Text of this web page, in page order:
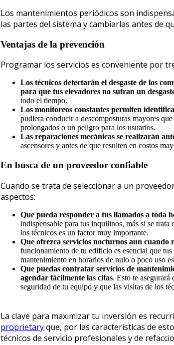
Los mantenimientos periódicos son
las partes del sistema y cambiarlas antes de
Ventajas de la prevención
Programar los servicios es conveniente por
Los técnicos detectarán el desgaste de los
para que tus elevadores no sufran un
todo el tiempo.
Los monitoreos constantes permiten
pudiera conducir a descomposturas mayores
prolongados o un peligro para los usuarios.
Las reparaciones mecánicas se realizarán
ascensores y antes de que resulten en costos
En busca de un proveedor confiable
Cuando se trata de seleccionar a un
aspectos:
Que pueda responder a tus llamados a toda
indispensable para tus inquilinos, más si se
los técnicos es un factor muy importante.
Que ofrezca servicios nocturnos aun cuando
funcionamiento de tu edificio es esencial que
mantenimiento en horarios de nulo o poco uso
Que puedas contratar servicios de
agendar fácilmente las citas. Esto te
seguridad de tu equipo y que las visitas de los
La clave para maximizar tu inversión es
proprietaryque, por las características de
técnicos de servicio profesionales y de